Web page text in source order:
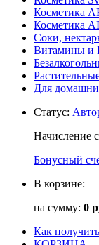
Косметика
Косметика
Соки,
Витамины и
Для
Статус:
Начисление с
Бонусный
В корзине:
на сумму: 0
Как